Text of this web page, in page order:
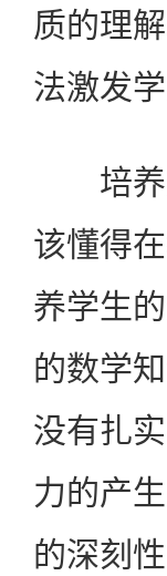
质的理
法激发
培养数
该懂得
养学生
的数学
没有扎
力的产
的深刻